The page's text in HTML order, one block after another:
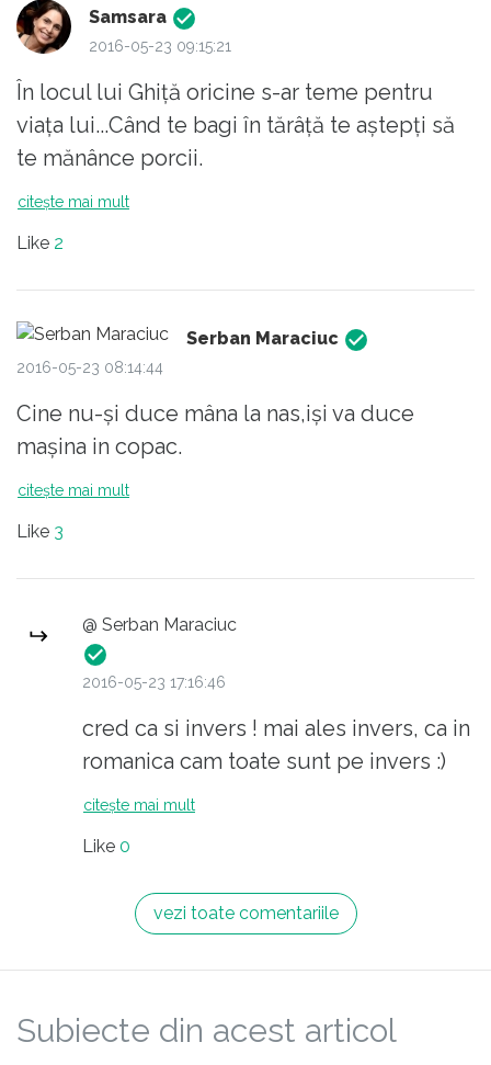
stiinta liber pentru a putea fi eliminat
fizic mai usor. Parerea mea ca a
indivizi ce-si zic ,,politicieni,, !
Samsara
2016-05-23 09:15:21
În locul lui Ghiţă oricine s-ar teme pentru
viaţa lui...Când te bagi în tărâţă te aştepţi să
te mănânce porcii.
citește mai mult
Like 2
Serban Maraciuc
2016-05-23 08:14:44
Cine nu-şi duce mâna la nas,işi va duce
maşina in copac.
citește mai mult
Like 3
@ Serban Maraciuc
2016-05-23 17:16:46
cred ca si invers ! mai ales invers, ca in
romanica cam toate sunt pe invers :)
citește mai mult
Like 0
vezi toate comentariile
Subiecte din acest articol